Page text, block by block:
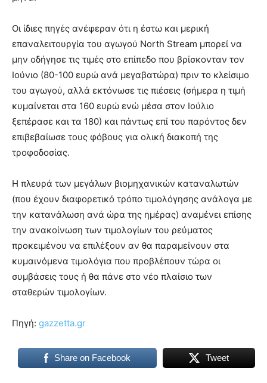
Οι ίδιες πηγές ανέφεραν ότι η έστω και μερική
επαναλειτουργία του αγωγού North Stream μπορεί να
μην οδήγησε τις τιμές στο επίπεδο που βρίσκονταν τον
Ιούνιο (80-100 ευρώ ανά μεγαβατώρα) πριν το κλείσιμο
του αγωγού, αλλά εκτόνωσε τις πιέσεις (σήμερα η τιμή
κυμαίνεται στα 160 ευρώ ενώ μέσα στον Ιούλιο
ξεπέρασε και τα 180) και πάντως επί του παρόντος δεν
επιβεβαίωσε τους φόβους για ολική διακοπή της
τροφοδοσίας.
Η πλευρά των μεγάλων βιομηχανικών καταναλωτών
(που έχουν διαφορετικό τρόπο τιμολόγησης ανάλογα με
την κατανάλωση ανά ώρα της ημέρας) αναμένει επίσης
την ανακοίνωση των τιμολογίων του ρεύματος
προκειμένου να επιλέξουν αν θα παραμείνουν στα
κυμαινόμενα τιμολόγια που προβλέπουν τώρα οι
συμβάσεις τους ή θα πάνε στο νέο πλαίσιο των
σταθερών τιμολογίων.
Πηγή: gazzetta.gr
Share on Facebook Tweet